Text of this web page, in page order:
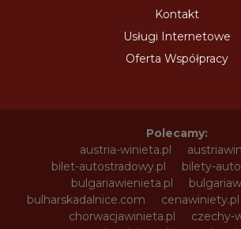
Kontakt
Usługi Internetowe
Oferta Współpracy
Polecamy:
austria-winieta.pl
bilet-autostradowy.pl
bilety-
bulgariawienieta.pl
bulharskadalnice.com
cenawiniety.pl
chorwacjawinieta.pl
czechy-